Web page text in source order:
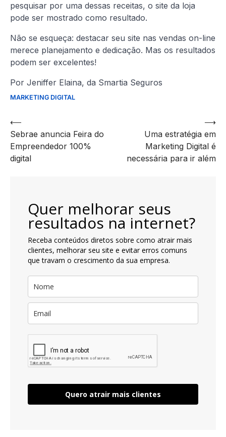
pesquisar por uma dessas receitas, o site da loja
pode ser mostrado como resultado.
Não se esqueça: destacar seu site nas vendas on-line
merece planejamento e dedicação. Mas os resultados
podem ser excelentes!
Por Jeniffer Elaina, da Smartia Seguros
MARKETING DIGITAL
Navegação
de
artigos
⟵
Sebrae anuncia Feira do
Empreendedor 100%
digital
Uma estratégia em
Marketing Digital é
necessária para ir além
⟶
Quer melhorar seus
resultados na internet?
Receba conteúdos diretos sobre como atrair mais
clientes, melhorar seu site e evitar erros comuns
que travam o crescimento da sua empresa.
Quero atrair mais clientes